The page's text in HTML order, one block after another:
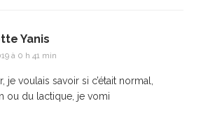
Yanis
à 0 h 41 min
je voulais savoir si c’était normal,
ou du lactique, je vomi